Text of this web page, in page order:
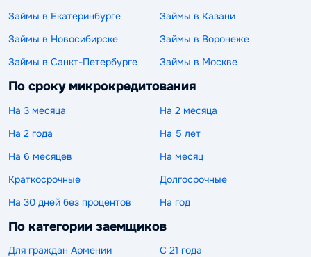
Займы в Екатеринбурге
Займы в Казани
Займы в Новосибирске
Займы в Воронеже
Займы в Санкт-Петербурге
Займы в Москве
По сроку микрокредитования
На 3 месяца
На 2 месяца
На 2 года
На 5 лет
На 6 месяцев
На месяц
Краткосрочные
Долгосрочные
На 30 дней без процентов
На год
По категории заемщиков
Для граждан Армении С 21 года